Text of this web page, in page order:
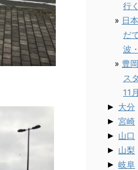
行
日
だ
波
豊
ス
11月
► 大分
► 宮崎
► 山口
► 山梨
► 岐阜